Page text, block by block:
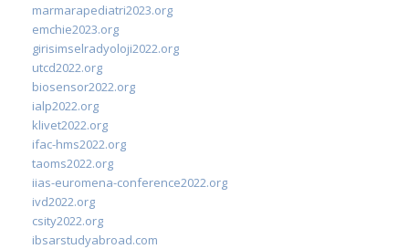
marmarapediatri2023.org
emchie2023.org
girisimselradyoloji2022.org
utcd2022.org
biosensor2022.org
ialp2022.org
klivet2022.org
ifac-hms2022.org
taoms2022.org
iias-euromena-conference2022.org
ivd2022.org
csity2022.org
ibsarstudyabroad.com